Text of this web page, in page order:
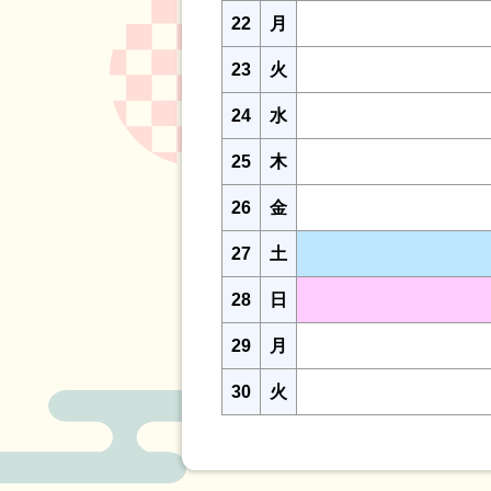
22 月
23 火
24 水
25 木
26 金
27 土
28 日
29 月
30 火